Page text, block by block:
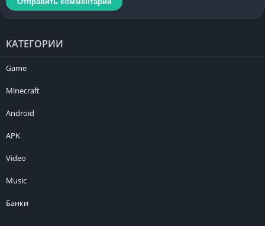
КАТЕГОРИИ
Game
Minecraft
Android
APK
Video
Music
Банки